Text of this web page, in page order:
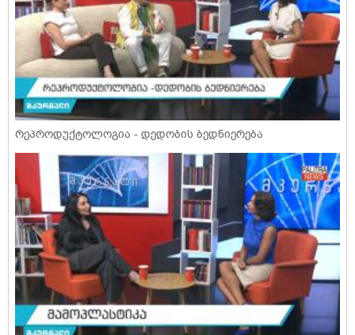
რეპროდუქტოლოგია - დედობის ბედნიერება